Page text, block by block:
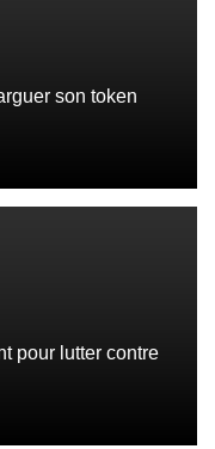
son token
pour lutter contre